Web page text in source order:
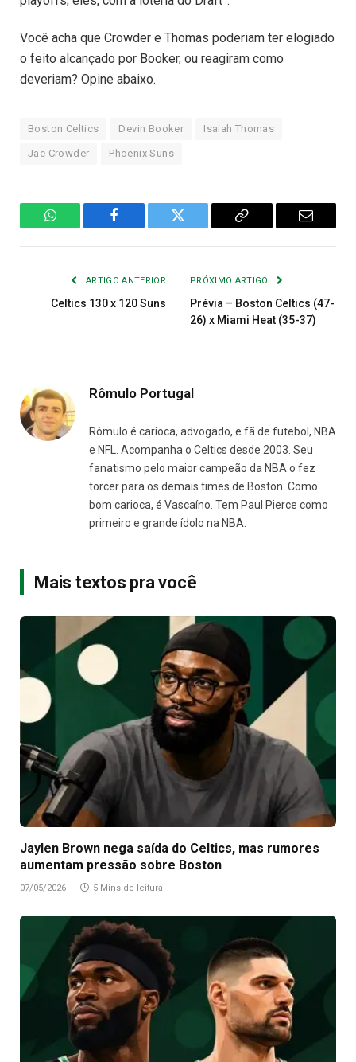
Você acha que Crowder e Thomas poderiam ter elogiado
o feito alcançado por Booker, ou reagiram como
deveriam? Opine abaixo.
Boston Celtics Devin Booker Isaiah Thomas
Jae Crowder Phoenix Suns
WhatsAppFacebook Twitter
Copiar
E-
ARTIGO ANTERIOR
Celtics 130 x 120 Suns
PRÓXIMO ARTIGO
Prévia – Boston Celtics (47-
26) x Miami Heat (35-37)
Rômulo Portugal
Rômulo é carioca, advogado, e fã de futebol, NBA
e NFL. Acompanha o Celtics desde 2003. Seu
fanatismo pelo maior campeão da NBA o fez
torcer para os demais times de Boston. Como
bom carioca, é Vascaíno. Tem Paul Pierce como
primeiro e grande ídolo na NBA.
Mais textos pra você
Jaylen Brown nega saída do Celtics, mas rumores
aumentam pressão sobre Boston
07/05/2026 5 Mins de leitura